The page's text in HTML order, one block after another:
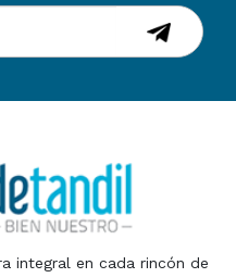
integral en cada rincón de